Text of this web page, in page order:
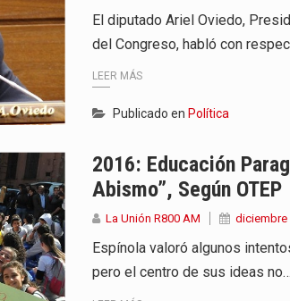
El diputado Ariel Oviedo,
del Congreso, habló con
LEER MÁS
Publicado en Política
2016: Educación
Abismo”, Según OTEP
La Unión R800 AM diciembre
Espínola valoró algunos
pero el centro de sus ideas no…